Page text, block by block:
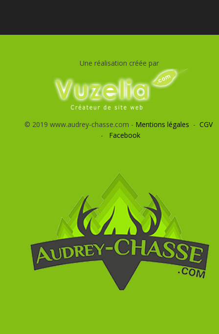
Une réalisation créée par
© 2019 www.audrey-chasse.com - Mentions légales - CGV
- Facebook